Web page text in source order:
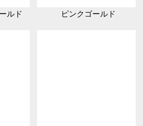
ルド ピンクゴールド